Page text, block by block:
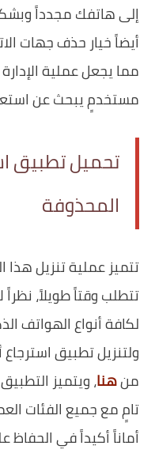
إلى هاتفك مجدداً
أيضاً خيار حذف جهات
مما يجعل عملية
مستخدمٍ يبحث عن
تحميل تطبيق
المحذوفة
تتميز عملية تنزيل هذا
تتطلب وقتاً طويلاً،
لكافة أنواع الهواتف
ولتنزيل تطبيق
منهنا، ويتميز
تامٍ مع جميع الفئات
أماناً أكيداً في